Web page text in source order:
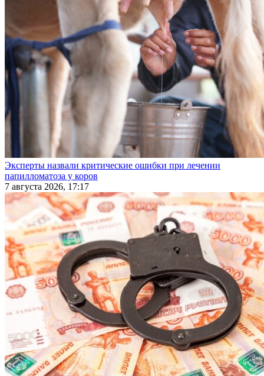
Эксперты назвали критические ошибки при лечении
папилломатоза у коров
7 августа 2026, 17:17